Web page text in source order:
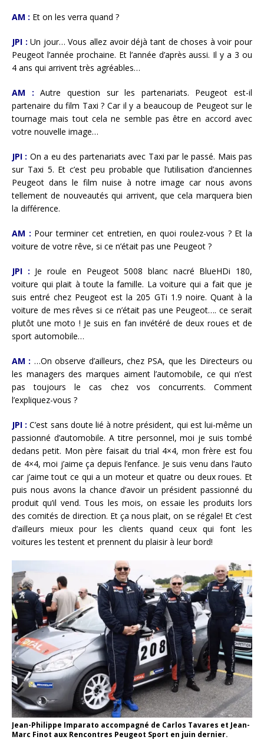
AM : Et on les verra quand ?
JPI : Un jour… Vous allez avoir déjà tant de choses à voir pour
Peugeot l’année prochaine. Et l’année d’après aussi. Il y a 3 ou
4 ans qui arrivent très agréables…
AM : Autre question sur les partenariats. Peugeot est-il
partenaire du film Taxi ? Car il y a beaucoup de Peugeot sur le
tournage mais tout cela ne semble pas être en accord avec
votre nouvelle image…
JPI : On a eu des partenariats avec Taxi par le passé. Mais pas
sur Taxi 5. Et c’est peu probable que l’utilisation d’anciennes
Peugeot dans le film nuise à notre image car nous avons
tellement de nouveautés qui arrivent, que cela marquera bien
la différence.
AM : Pour terminer cet entretien, en quoi roulez-vous ? Et la
voiture de votre rêve, si ce n’était pas une Peugeot ?
JPI : Je roule en Peugeot 5008 blanc nacré BlueHDi 180,
voiture qui plait à toute la famille. La voiture qui a fait que je
suis entré chez Peugeot est la 205 GTi 1.9 noire. Quant à la
voiture de mes rêves si ce n’était pas une Peugeot…. ce serait
plutôt une moto ! Je suis en fan invétéré de deux roues et de
sport automobile…
AM : …On observe d’ailleurs, chez PSA, que les Directeurs ou
les managers des marques aiment l’automobile, ce qui n’est
pas toujours le cas chez vos concurrents. Comment
l’expliquez-vous ?
JPI : C’est sans doute lié à notre président, qui est lui-même un
passionné d’automobile. A titre personnel, moi je suis tombé
dedans petit. Mon père faisait du trial 4×4, mon frère est fou
de 4×4, moi j’aime ça depuis l’enfance. Je suis venu dans l’auto
car j’aime tout ce qui a un moteur et quatre ou deux roues. Et
puis nous avons la chance d’avoir un président passionné du
produit qu’il vend. Tous les mois, on essaie les produits lors
des comités de direction. Et ça nous plait, on se régale! Et c’est
d’ailleurs mieux pour les clients quand ceux qui font les
voitures les testent et prennent du plaisir à leur bord!
Jean-Philippe Imparato accompagné de Carlos Tavares et Jean-
Marc Finot aux Rencontres Peugeot Sport en juin dernier.